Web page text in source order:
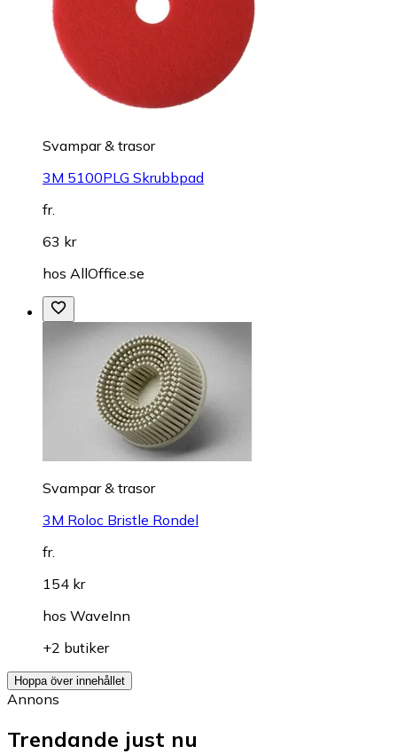
Svampar & trasor
3M 5100PLG Skrubbpad
fr.
63 kr
hos AllOffice.se
Svampar & trasor
3M Roloc Bristle Rondel
fr.
154 kr
hos WaveInn
+2 butiker
Hoppa över innehållet
Annons
Trendande just nu